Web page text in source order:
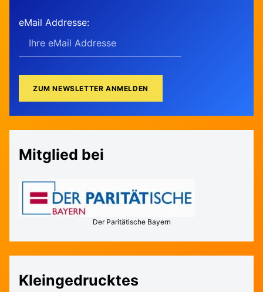
eMail Addresse:
Mitglied bei
Der Paritätische Bayern
Kleingedrucktes